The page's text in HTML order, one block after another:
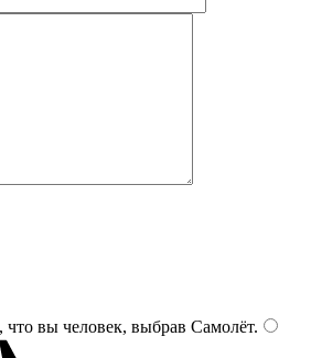
вы человек, выбрав Самолёт.